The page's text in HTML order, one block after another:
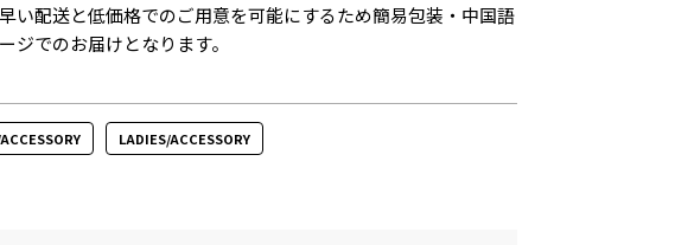
い配送と低価格でのご用意を可能にするため簡易包装・中国語
ジでのお届けとなります。
LADIES/ACCESSORY